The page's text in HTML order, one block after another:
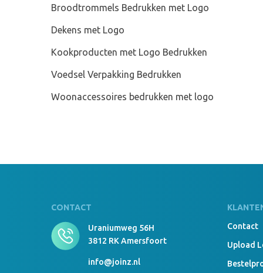
De
de
Een
Snijplank
Broodtrommels Bedrukken met Logo
Dekens met Logo
Kookproducten met Logo Bedrukken
Voedsel Verpakking Bedrukken
Woonaccessoires bedrukken met logo
CONTACT
Uraniumweg 56H
3812 RK Amersfoort
info@joinz.nl
Contact
Upload